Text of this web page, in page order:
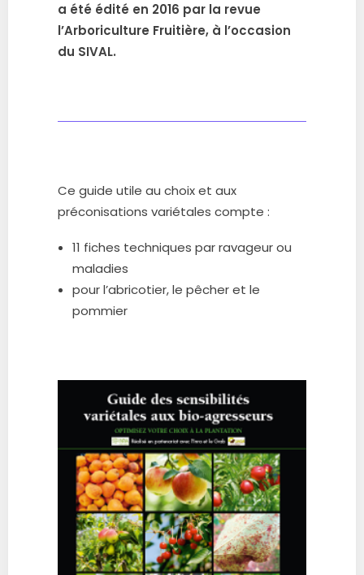
a été édité en 2016 par la revue
l’Arboriculture Fruitière, à l’occasion
du SIVAL.
Ce guide utile au choix et aux
préconisations variétales compte :
11 fiches techniques par ravageur ou
maladies
pour l’abricotier, le pêcher et le
pommier